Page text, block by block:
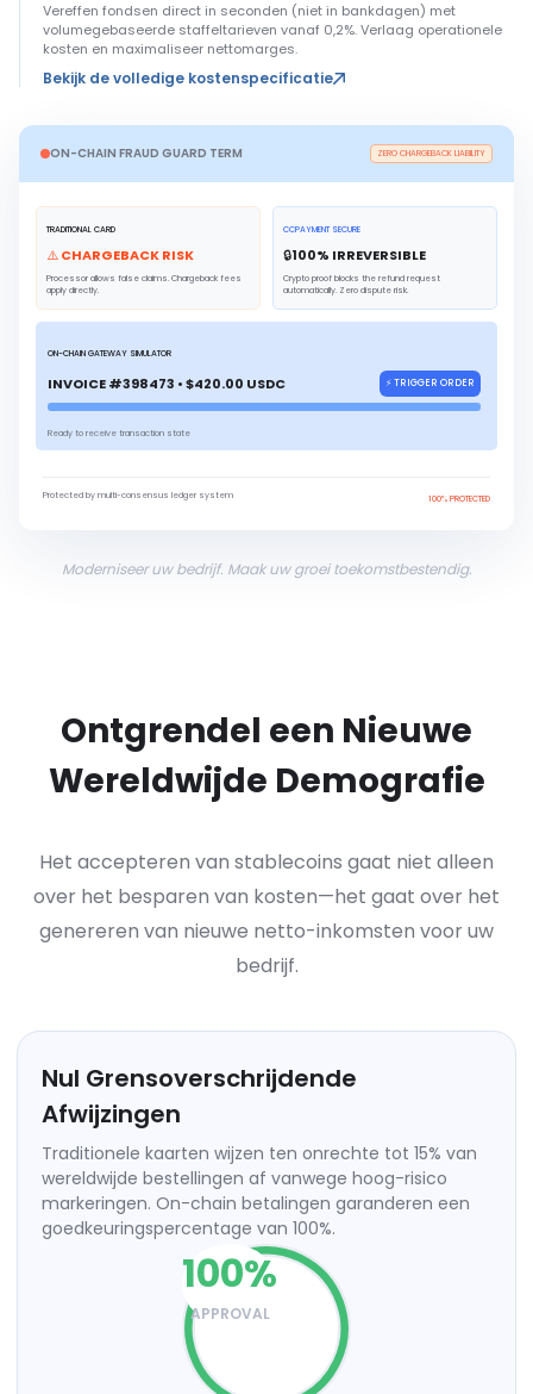
Vereffen fondsen direct in seconden (niet in bankdagen) met
volumegebaseerde staffeltarieven vanaf 0,2%. Verlaag operationele
kosten en maximaliseer nettomarges.
Bekijk de volledige kostenspecificatie
ON-CHAIN FRAUD GUARD TERM ZERO CHARGEBACK LIABILITY
TRADITIONAL CARD
⚠️ CHARGEBACK RISK
Processor allows false claims. Chargeback fees
apply directly.
CCPAYMENT SECURE
🔒100% IRREVERSIBLE
Crypto proof blocks the refund request
automatically. Zero dispute risk.
ON-CHAIN GATEWAY SIMULATOR
INVOICE #398473 • $420.00 USDC ⚡ TRIGGER ORDER
Ready to receive transaction state
Protected by multi-consensus ledger system 100% PROTECTED
Moderniseer uw bedrijf. Maak uw groei toekomstbestendig.
Ontgrendel een Nieuwe
Wereldwijde Demografie
Het accepteren van stablecoins gaat niet alleen
over het besparen van kosten—het gaat over het
genereren van nieuwe netto-inkomsten voor uw
bedrijf.
Nul Grensoverschrijdende
Afwijzingen
Traditionele kaarten wijzen ten onrechte tot 15% van
wereldwijde bestellingen af vanwege hoog-risico
markeringen. On-chain betalingen garanderen een
goedkeuringspercentage van 100%.
100%
APPROVAL